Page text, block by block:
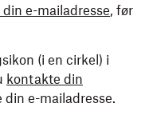
e-mailadresse, før
(i en cirkel) i
kontakte din
e-mailadresse.